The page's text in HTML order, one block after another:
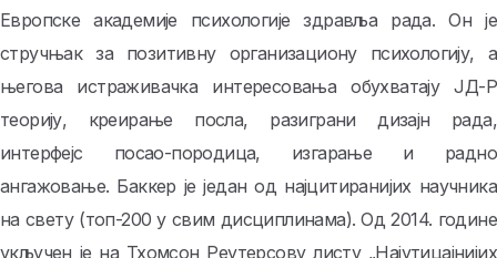
Европске академије психологије здравља рада. Он је
стручњак за позитивну организациону психологију, а
његова истраживачка интересовања обухватају ЈД-Р
теорију, креирање посла, разиграни дизајн рада,
интерфејс посао-породица, изгарање и радно
ангажовање. Баккер је један од најцитиранијих научника
на свету (топ-200 у свим дисциплинама). Од 2014. године
укључен је на Тхомсон Реутерсову листу „Најутицајнијих